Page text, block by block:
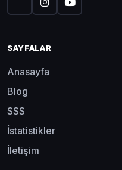
SAYFALAR
Anasayfa
Blog
SSS
İstatistikler
İletişim